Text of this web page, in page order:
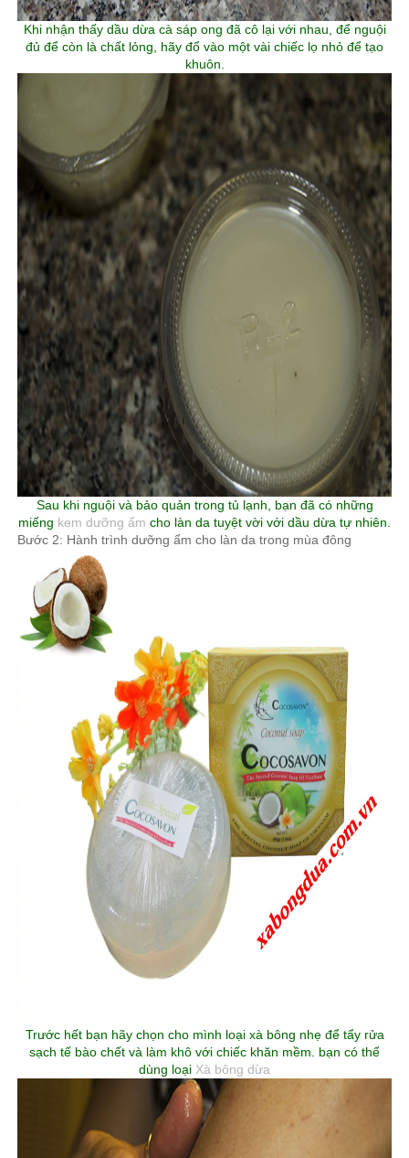
Khi nhận thấy dầu dừa cà sáp ong đã cô lại với nhau, để nguội
đủ để còn là chất lỏng, hãy đổ vào một vài chiếc lọ nhỏ để tạo
khuôn.
Sau khi nguội và bảo quản trong tủ lạnh, bạn đã có những
miếng kem dưỡng ẩm cho làn da tuyệt vời với dầu dừa tự nhiên.
Bước 2: Hành trình dưỡng ẩm cho làn da trong mùa đông
Trước hết bạn hãy chọn cho mình loại xà bông nhẹ để tẩy rửa
sạch tế bào chết và làm khô với chiếc khăn mềm. bạn có thể
dùng loại Xà bông dừa